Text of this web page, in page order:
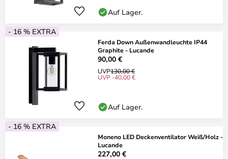
Auf Lager.
- 16 % EXTRA
Ferda Down Außenwandleuchte IP44
Graphite - Lucande
90,00 €
UVP130,00 €
UVP -40,00 €
Auf Lager.
- 16 % EXTRA
Moneno LED Deckenventilator Weiß/Holz -
Lucande
227,00 €